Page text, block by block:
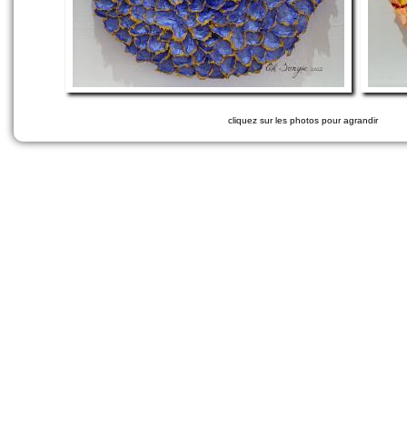
cliquez sur les photos pour agrandir